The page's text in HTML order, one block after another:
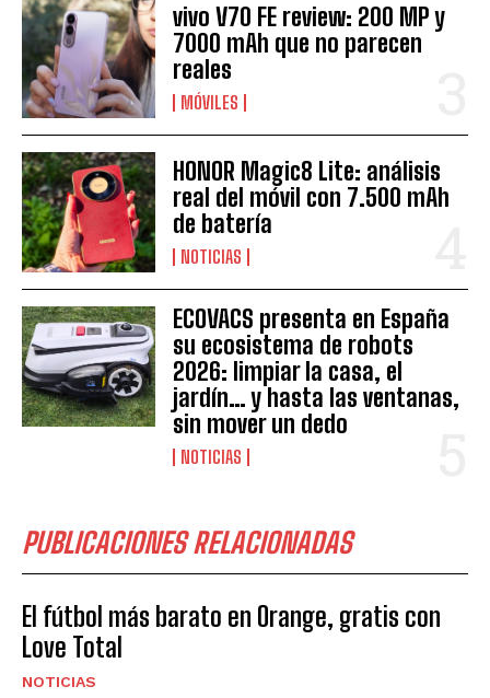
vivo V70 FE review: 200 MP y
7000 mAh que no parecen
reales
MÓVILES
HONOR Magic8 Lite: análisis
real del móvil con 7.500 mAh
de batería
NOTICIAS
ECOVACS presenta en España
su ecosistema de robots
2026: limpiar la casa, el
jardín… y hasta las ventanas,
sin mover un dedo
NOTICIAS
PUBLICACIONES RELACIONADAS
El fútbol más barato en Orange, gratis con
Love Total
NOTICIAS